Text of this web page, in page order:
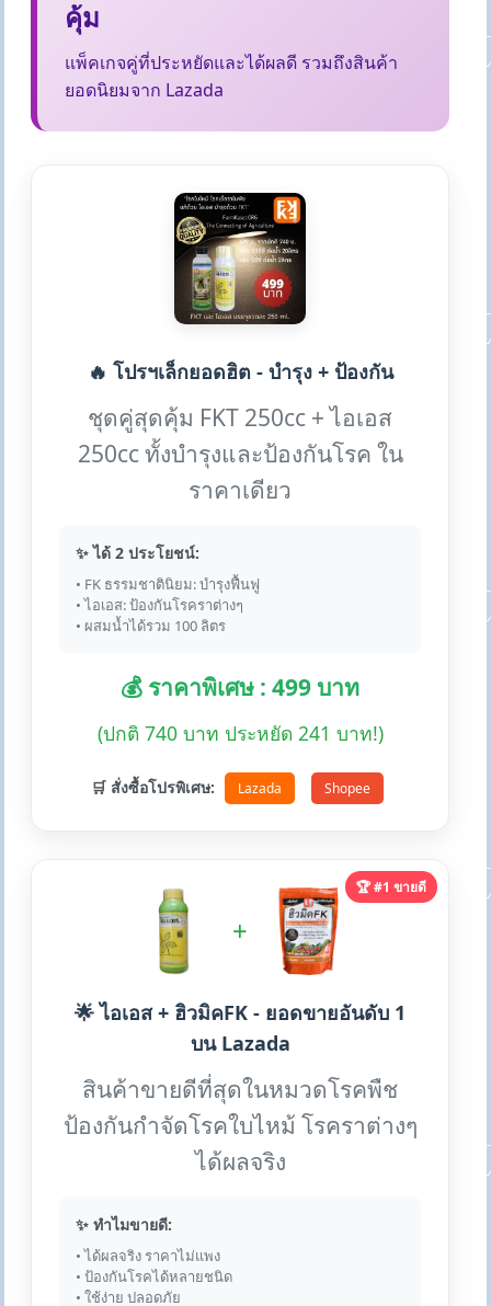
คุ้ม
แพ็คเกจคู่ที่ประหยัดและได้ผลดี รวมถึงสินค้า
ยอดนิยมจาก Lazada
🔥 โปรฯเล็กยอดฮิต - บำรุง + ป้องกัน
ชุดคู่สุดคุ้ม FKT 250cc + ไอเอส
250cc ทั้งบำรุงและป้องกันโรค ใน
ราคาเดียว
✨ ได้ 2 ประโยชน์:
• FK ธรรมชาตินิยม: บำรุงฟื้นฟู
• ไอเอส: ป้องกันโรคราต่างๆ
• ผสมน้ำได้รวม 100 ลิตร
💰 ราคาพิเศษ : 499 บาท
(ปกติ 740 บาท ประหยัด 241 บาท!)
🛒 สั่งซื้อโปรพิเศษ: Lazada Shopee
🏆 #1 ขายดี
+
🌟 ไอเอส + ฮิวมิคFK - ยอดขายอันดับ 1
บน Lazada
สินค้าขายดีที่สุดในหมวดโรคพืช
ป้องกันกำจัดโรคใบไหม้ โรคราต่างๆ
ได้ผลจริง
✨ ทำไมขายดี:
• ได้ผลจริง ราคาไม่แพง
• ป้องกันโรคได้หลายชนิด
• ใช้ง่าย ปลอดภัย